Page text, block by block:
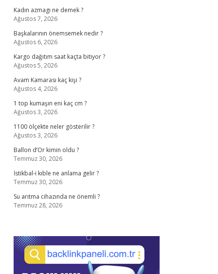
Kadın azmagı ne demek ?
Ağustos 7, 2026
Başkalarının önemsemek nedir ?
Ağustos 6, 2026
Kargo dağıtım saat kaçta bitiyor ?
Ağustos 5, 2026
Avam Kamarası kaç kişi ?
Ağustos 4, 2026
1 top kumaşın eni kaç cm ?
Ağustos 3, 2026
1100 ölçekte neler gösterilir ?
Ağustos 3, 2026
Ballon d’Or kimin oldu ?
Temmuz 30, 2026
İstikbal-i kıble ne anlama gelir ?
Temmuz 30, 2026
Su arıtma cihazında ne önemli ?
Temmuz 28, 2026